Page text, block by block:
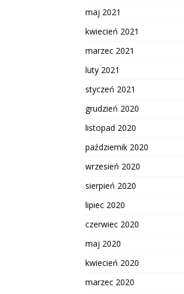
maj 2021
kwiecień 2021
marzec 2021
luty 2021
styczeń 2021
grudzień 2020
listopad 2020
październik 2020
wrzesień 2020
sierpień 2020
lipiec 2020
czerwiec 2020
maj 2020
kwiecień 2020
marzec 2020